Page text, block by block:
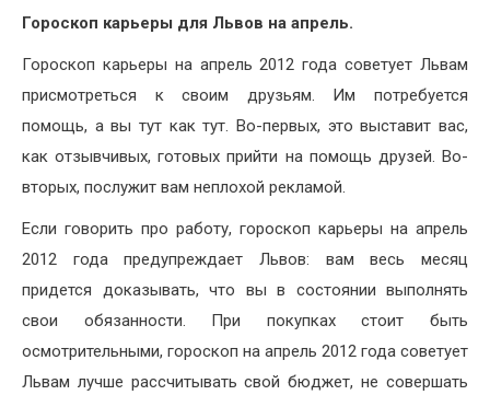
Гороскоп карьеры для Львов на апрель.
Гороскоп карьеры на апрель 2012 года советует Львам
присмотреться к своим друзьям. Им потребуется
помощь, а вы тут как тут. Во-первых, это выставит вас,
как отзывчивых, готовых прийти на помощь друзей. Во-
вторых, послужит вам неплохой рекламой.
Если говорить про работу, гороскоп карьеры на апрель
2012 года предупреждает Львов: вам весь месяц
придется доказывать, что вы в состоянии выполнять
свои обязанности. При покупках стоит быть
осмотрительными, гороскоп на апрель 2012 года советует
Львам лучше рассчитывать свой бюджет, не совершать